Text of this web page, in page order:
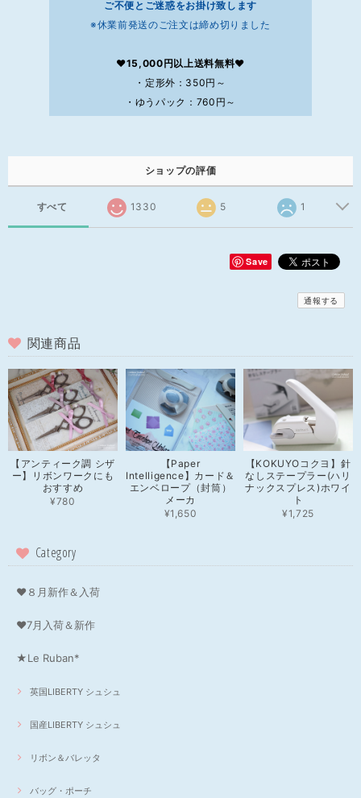
ご不便とご迷惑をお掛け致します
※休業前発送のご注文は締め切りました
❤15,000円以上送料無料❤
・定形外：350円～
・ゆうパック：760円～
ショップの評価
すべて 1330 5 1
Save
通報する
関連商品
【アンティーク調 シザ
ー】リボンワークにも
おすすめ
¥780
【Paper
Intelligence】カード＆
エンベロープ（封筒）
メーカ
¥1,650
【KOKUYOコクヨ】針
なしステープラー(ハリ
ナックスプレス)ホワイ
ト
¥1,725
Category
❤８月新作＆入荷
❤7月入荷＆新作
★Le Ruban*
英国LIBERTY シュシュ
国産LIBERTY シュシュ
リボン＆バレッタ
バッグ・ポーチ